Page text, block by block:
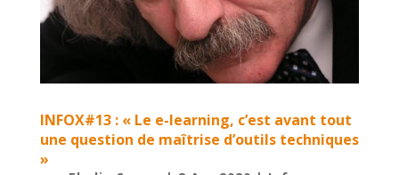
INFOX#13 : « Le e-learning, c’est avant tout
une question de maîtrise d’outils techniques
»